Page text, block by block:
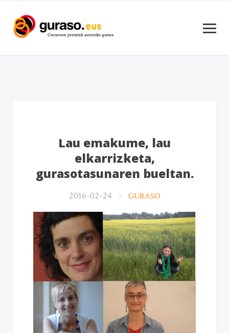
Lau emakume, lau
elkarrizketa,
gurasotasunaren bueltan.
2016-02-24 GURASO